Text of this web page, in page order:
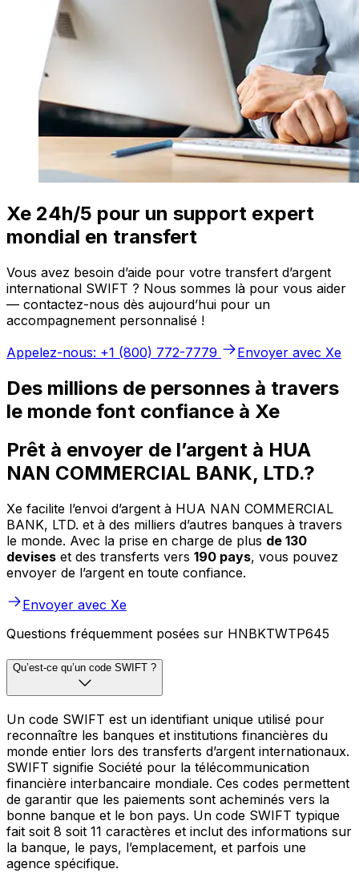
Xe 24h/5 pour un support expert
mondial en transfert
Vous avez besoin d’aide pour votre transfert d’argent
international SWIFT ? Nous sommes là pour vous aider
— contactez-nous dès aujourd’hui pour un
accompagnement personnalisé !
Appelez-nous: +1 (800) 772-7779
Envoyer avec Xe
Des millions de personnes à travers
le monde font confiance à Xe
Prêt à envoyer de l’argent à HUA
NAN COMMERCIAL BANK, LTD.?
Xe facilite l’envoi d’argent à HUA NAN COMMERCIAL
BANK, LTD. et à des milliers d’autres banques à travers
le monde. Avec la prise en charge de plus de 130
devises et des transferts vers 190 pays, vous pouvez
envoyer de l’argent en toute confiance.
Envoyer avec Xe
Questions fréquemment posées sur HNBKTWTP645
Qu’est-ce qu’un code SWIFT ?
Un code SWIFT est un identifiant unique utilisé pour
reconnaître les banques et institutions financières du
monde entier lors des transferts d’argent internationaux.
SWIFT signifie Société pour la télécommunication
financière interbancaire mondiale. Ces codes permettent
de garantir que les paiements sont acheminés vers la
bonne banque et le bon pays. Un code SWIFT typique
fait soit 8 soit 11 caractères et inclut des informations sur
la banque, le pays, l’emplacement, et parfois une
agence spécifique.